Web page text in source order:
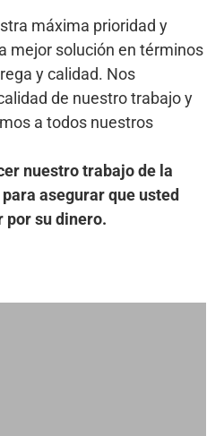
máxima prioridad y
mejor solución en términos
y calidad. Nos
de nuestro trabajo y
a todos nuestros
nuestro trabajo de la
asegurar que usted
por su dinero.